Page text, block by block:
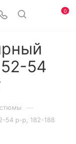
0
54
—
54 р-р, 182-188